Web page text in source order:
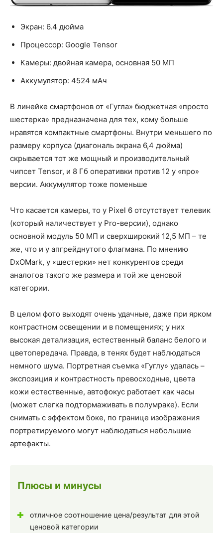
Экран: 6.4 дюйма
Процессор: Google Tensor
Камеры: двойная камера, основная 50 МП
Аккумулятор: 4524 мАч
В линейке смартфонов от «Гугла» бюджетная «просто
шестерка» предназначена для тех, кому больше
нравятся компактные смартфоны. Внутри меньшего по
размеру корпуса (диагональ экрана 6,4 дюйма)
скрывается тот же мощный и производительный
чипсет Tensor, и 8 Гб оперативки против 12 у «про»
версии. Аккумулятор тоже поменьше
Что касается камеры, то у Pixel 6 отсутствует телевик
(который наличествует у Pro-версии), однако
основной модуль 50 МП и сверхширокий 12,5 МП – те
же, что и у апгрейднутого флагмана. По мнению
DxOMark, у «шестерки» нет конкурентов среди
аналогов такого же размера и той же ценовой
категории.
В целом фото выходят очень удачные, даже при ярком
контрастном освещении и в помещениях; у них
высокая детализация, естественный баланс белого и
цветопередача. Правда, в тенях будет наблюдаться
немного шума. Портретная съемка «Гуглу» удалась –
экспозиция и контрастность превосходные, цвета
кожи естественные, автофокус работает как часы
(может слегка подтормаживать в полумраке). Если
снимать с эффектом боке, по границе изображения
портретируемого могут наблюдаться небольшие
артефакты.
Плюсы и минусы
отличное соотношение цена/результат для этой
ценовой категории